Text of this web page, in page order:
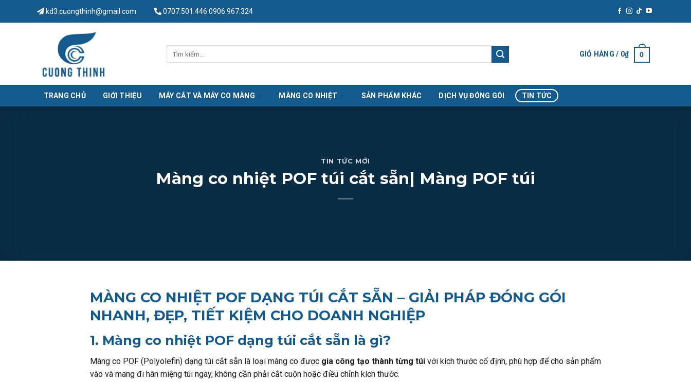
0707.501.446 0906.967.324
kd3.cuongthinh@gmail.com
GIỎ HÀNG / 0₫ 0
TRANG CHỦ GIỚI THIỆU MÁY CẮT VÀ MÁY CO MÀNG MÀNG CO NHIỆT SẢN PHẨM KHÁC DỊCH VỤ ĐÓNG GÓI TIN TỨC
TIN TỨC MỚI
Màng co nhiệt POF túi cắt sẵn| Màng POF túi
MÀNG CO NHIỆT POF DẠNG TÚI CẮT SẴN – GIẢI PHÁP ĐÓNG GÓI
NHANH, ĐẸP, TIẾT KIỆM CHO DOANH NGHIỆP
1. Màng co nhiệt POF dạng túi cắt sẵn là gì?
Màng co POF (Polyolefin) dạng túi cắt sẵn là loại màng co được gia công tạo thành từng túivới kích thước cố định, phù hợp để cho sản phẩm
vào và mang đi hàn miệng túi ngay, không cần phải cắt cuộn hoặc điều chỉnh kích thước.